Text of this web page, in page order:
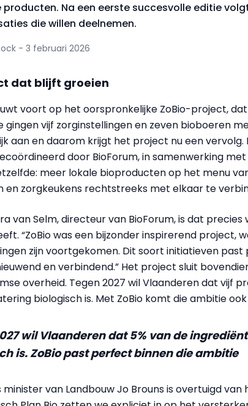
Na een eerste succesvolle editie
die willen deelnemen.
- 3 februari 2026
dat blijft groeien
voort op het oorspronkelijke ZoBio-project, dat
gingen vijf zorginstellingen en zeven bioboeren
aan en daarom krijgt het project nu een vervolg.
door BioForum, in samenwerking met
meer lokale bioproducten op het menu
en zorgkeukens rechtstreeks met elkaar te
van Selm, directeur van BioForum, is dat
“ZoBio was een bijzonder inspirerend project,
zijn voortgekomen. Dit soort initiatieven past
en verbindend.” Het project sluit
overheid. Tegen 2027 wil Vlaanderen dat vijf
biologisch is. Met ZoBio komt die ambitie
wil Vlaanderen dat 5% van de
is. ZoBio past perfect binnen die ambitie
minister van Landbouw Jo Brouns is overtuigd van